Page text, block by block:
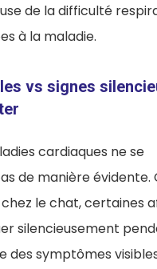
de la difficulté
à la maladie.
vs signes
cardiaques ne se
de manière évidente.
le chat, certaines
silencieusement
des symptômes